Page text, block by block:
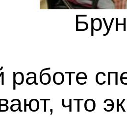
работе
что